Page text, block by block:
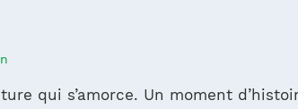
qui s’amorce. Un moment